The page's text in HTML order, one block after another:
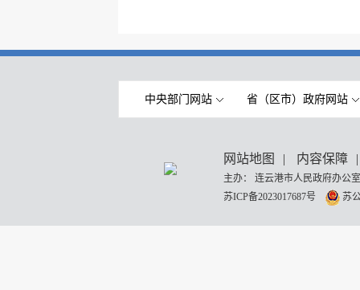
中央部门网站 省（区市）政府网站
网站地图 | 内容保障 |
主办： 连云港市人民政府办
苏ICP备2023017687号
苏